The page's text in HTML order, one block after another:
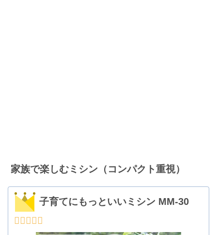
家族で楽しむミシン（コンパクト重視）
子育てにもっといいミシン MM-30